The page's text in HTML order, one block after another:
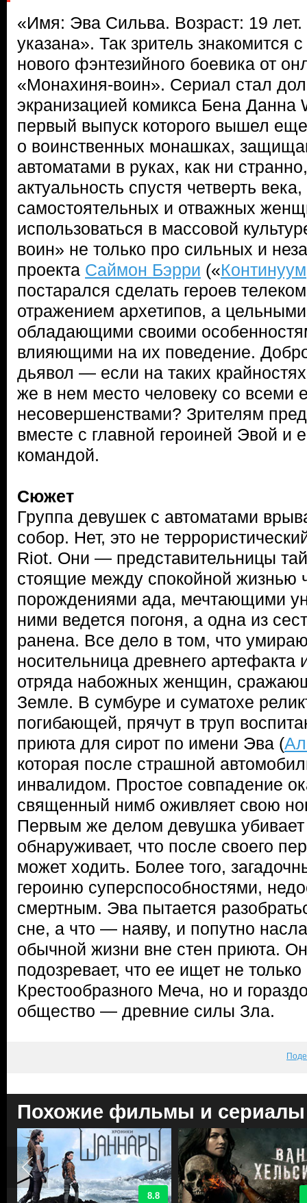
«Имя: Эва Сильва. Возраст: 19
указана». Так зритель знакомится
нового фэнтезийного боевика от
«Монахиня-воин». Сериал стал
экранизацией комикса Бена Данна
первый выпуск которого вышел
о воинственных монашках,
автоматами в руках, как ни
актуальность спустя четверть
самостоятельных и отважных
использоваться в массовой
воин» не только про сильных и
проекта Саймон Бэрри («Континуум
постарался сделать героев
отражением архетипов, а
обладающими своими
влияющими на их поведение.
дьявол — если на таких
же в нем место человеку со всеми
несовершенствами? Зрителям
вместе с главной героиней Эвой и
командой.
Сюжет
Группа девушек с автоматами
собор. Нет, это не
Riot. Они — представительницы
стоящие между спокойной жизнью
порождениями ада, мечтающими
ними ведется погоня, а одна из
ранена. Все дело в том, что
носительница древнего артефакта
отряда набожных женщин,
Земле. В сумбуре и суматохе
погибающей, прячут в труп
приюта для сирот по имени Эва (
которая после страшной
инвалидом. Простое совпадение
священный нимб оживляет свою
Первым же делом девушка
обнаруживает, что после своего
может ходить. Более того,
героиню суперспособностями,
смертным. Эва пытается
сне, а что — наяву, и попутно
обычной жизни вне стен приюта.
подозревает, что ее ищет не
Крестообразного Меча, но и
общество — древние силы Зла.
Похожие фильмы и сериалы
8.8